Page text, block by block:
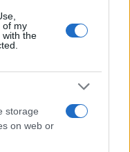
of my
with the
storage
on web or